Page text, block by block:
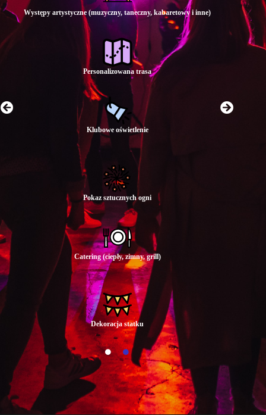
Występy artystyczne (muzyczny, taneczny, kabaretowy i inne)
Personalizowana trasa
Klubowe oświetlenie
Pokaz sztucznych ogni
Catering (ciepły, zimny, grill)
Dekoracja statku